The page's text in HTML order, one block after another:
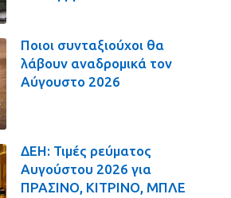
Ποιοι συνταξιούχοι θα
λάβουν αναδρομικά τον
Αύγουστο 2026
ΔΕΗ: Τιμές ρεύματος
Αυγούστου 2026 για
ΠΡΑΣΙΝΟ, ΚΙΤΡΙΝΟ, ΜΠΛΕ